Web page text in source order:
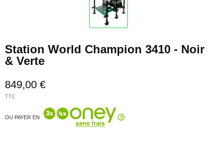
Station World Champion 3410 - Noir
& Verte
849,00 €
TTC
OU PAYER EN